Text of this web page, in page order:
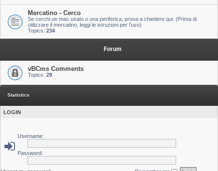
Mercatino - Cerco
Se cerchi un mac usato o una periferica, prova a chiedere qui. (Prima di
utilizzare il mercatino, leggi le istruzioni per l'uso)
Topics: 234
Forum
vBCms Comments
Topics: 29
Statistics
LOGIN
Username:
Password: